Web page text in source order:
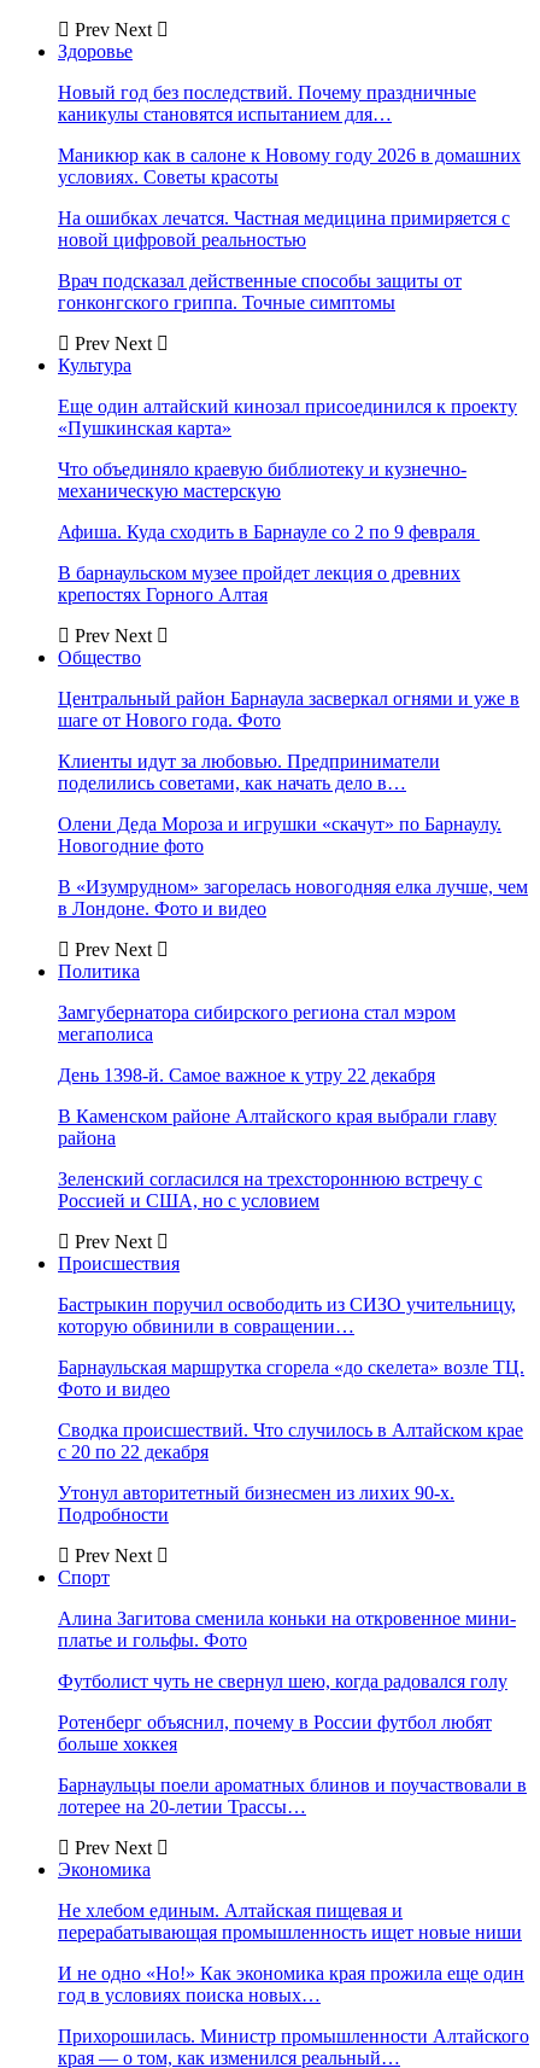
Prev Next
Здоровье
Новый год без последствий. Почему праздничные
каникулы становятся испытанием для…
Маникюр как в салоне к Новому году 2026 в домашних
условиях. Советы красоты
На ошибках лечатся. Частная медицина примиряется с
новой цифровой реальностью
Врач подсказал действенные способы защиты от
гонконгского гриппа. Точные симптомы
Prev Next
Культура
Еще один алтайский кинозал присоединился к проекту
«Пушкинская карта»
Что объединяло краевую библиотеку и кузнечно-
механическую мастерскую
Афиша. Куда сходить в Барнауле со 2 по 9 февраля
В барнаульском музее пройдет лекция о древних
крепостях Горного Алтая
Prev Next
Общество
Центральный район Барнаула засверкал огнями и уже в
шаге от Нового года. Фото
Клиенты идут за любовью. Предприниматели
поделились советами, как начать дело в…
Олени Деда Мороза и игрушки «скачут» по Барнаулу.
Новогодние фото
В «Изумрудном» загорелась новогодняя елка лучше, чем
в Лондоне. Фото и видео
Prev Next
Политика
Замгубернатора сибирского региона стал мэром
мегаполиса
День 1398-й. Самое важное к утру 22 декабря
В Каменском районе Алтайского края выбрали главу
района
Зеленский согласился на трехстороннюю встречу с
Россией и США, но с условием
Prev Next
Происшествия
Бастрыкин поручил освободить из СИЗО учительницу,
которую обвинили в совращении…
Барнаульская маршрутка сгорела «до скелета» возле ТЦ.
Фото и видео
Сводка происшествий. Что случилось в Алтайском крае
с 20 по 22 декабря
Утонул авторитетный бизнесмен из лихих 90-х.
Подробности
Prev Next
Спорт
Алина Загитова сменила коньки на откровенное мини-
платье и гольфы. Фото
Футболист чуть не свернул шею, когда радовался голу
Ротенберг объяснил, почему в России футбол любят
больше хоккея
Барнаульцы поели ароматных блинов и поучаствовали в
лотерее на 20-летии Трассы…
Prev Next
Экономика
Не хлебом единым. Алтайская пищевая и
перерабатывающая промышленность ищет новые ниши
И не одно «Но!» Как экономика края прожила еще один
год в условиях поиска новых…
Прихорошилась. Министр промышленности Алтайского
края — о том, как изменился реальный…